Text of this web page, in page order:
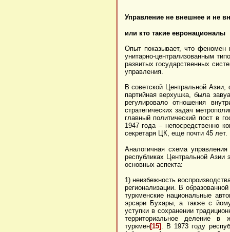
Управление не внешнее и не
или кто такие евронационалы
Опыт показывает, что феномен
унитарно-централизованным
развитых государственных
управления.
В советской Центральной
партийная верхушка, была
регулировало отношения
стратегических задач
главный политический пост в
1947 года – непосредственно
секретаря ЦК, еще почти 45 лет.
Аналогичная схема
республиках Центральной
основных аспекта:
1) неизбежность
регионализации. В
туркменские национальные
эрсари Бухары, а также с
уступки в сохранении
территориальное деление в
туркмен[15] . В 1973 году